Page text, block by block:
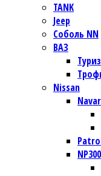
TANK
Jeep
Соболь NN
ВАЗ
Nissan
NP300